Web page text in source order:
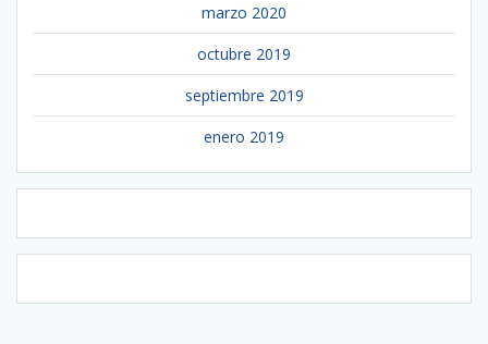
marzo 2020
octubre 2019
septiembre 2019
enero 2019